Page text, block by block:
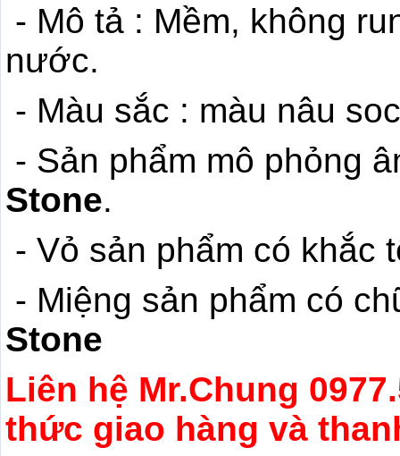
- Mô tả : Mềm, không
nước.
- Màu sắc : màu nâu
- Sản phẩm mô phỏng
Stone.
- Vỏ sản phẩm có khắc
- Miệng sản phẩm có
Stone
Liên hệ Mr.Chung
thức giao hàng và